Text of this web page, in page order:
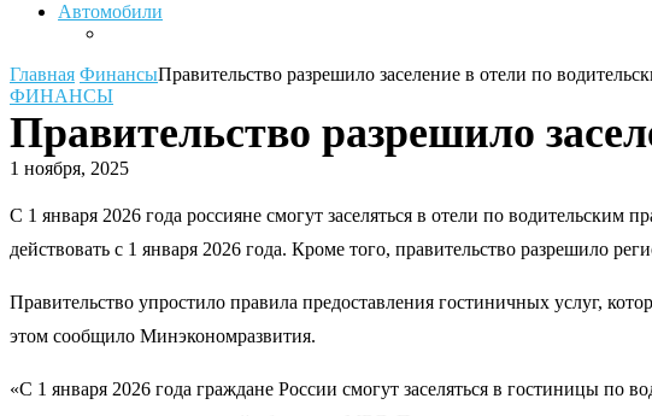
Автомобили
Главная ФинансыПравительство разрешило заселение в отели по
ФИНАНСЫ
Правительство разрешило
1 ноября, 2025
С 1 января 2026 года россияне смогут заселяться в отели по водительским
действовать с 1 января 2026 года. Кроме того, правительство разрешило
Правительство упростило правила предоставления гостиничных услуг,
этом сообщило Минэкономразвития.
«С 1 января 2026 года граждане России смогут заселяться в гостиницы по